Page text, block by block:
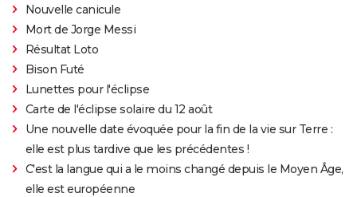
Nouvelle canicule
Mort de Jorge Messi
Résultat Loto
Bison Futé
Lunettes pour l'éclipse
Carte de l'éclipse solaire du 12 août
Une nouvelle date évoquée pour la fin de la vie sur Terre :
elle est plus tardive que les précédentes !
C'est la langue qui a le moins changé depuis le Moyen Âge,
elle est européenne